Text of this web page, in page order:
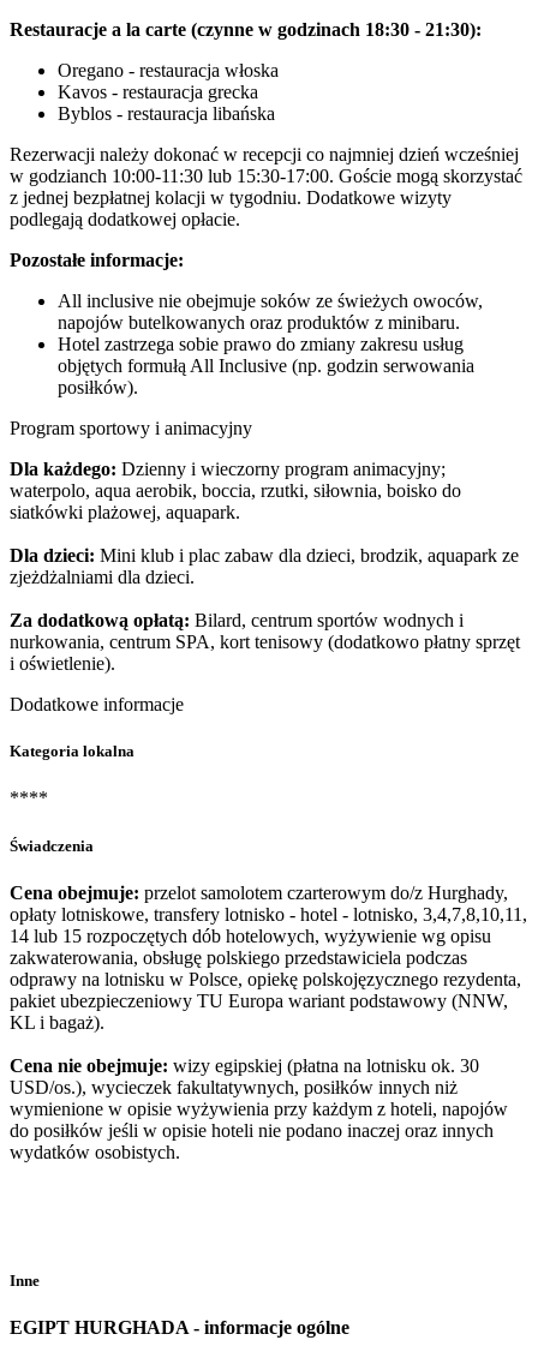
Restauracje a la carte (czynne w godzinach 18:30 - 21:30):
Oregano - restauracja włoska
Kavos - restauracja grecka
Byblos - restauracja libańska
Rezerwacji należy dokonać w recepcji co najmniej dzień wcześniej
w godzianch 10:00-11:30 lub 15:30-17:00. Goście mogą skorzystać
z jednej bezpłatnej kolacji w tygodniu. Dodatkowe wizyty
podlegają dodatkowej opłacie.
Pozostałe informacje:
All inclusive nie obejmuje soków ze świeżych owoców,
napojów butelkowanych oraz produktów z minibaru.
Hotel zastrzega sobie prawo do zmiany zakresu usług
objętych formułą All Inclusive (np. godzin serwowania
posiłków).
Program sportowy i animacyjny
Dla każdego: Dzienny i wieczorny program animacyjny;
waterpolo, aqua aerobik, boccia, rzutki, siłownia, boisko do
siatkówki plażowej, aquapark.
Dla dzieci: Mini klub i plac zabaw dla dzieci, brodzik, aquapark ze
zjeżdżalniami dla dzieci.
Za dodatkową opłatą: Bilard, centrum sportów wodnych i
nurkowania, centrum SPA, kort tenisowy (dodatkowo płatny sprzęt
i oświetlenie).
Dodatkowe informacje
Kategoria lokalna
****
Świadczenia
Cena obejmuje: przelot samolotem czarterowym do/z Hurghady,
opłaty lotniskowe, transfery lotnisko - hotel - lotnisko, 3,4,7,8,10,11,
14 lub 15 rozpoczętych dób hotelowych, wyżywienie wg opisu
zakwaterowania, obsługę polskiego przedstawiciela podczas
odprawy na lotnisku w Polsce, opiekę polskojęzycznego rezydenta,
pakiet ubezpieczeniowy TU Europa wariant podstawowy (NNW,
KL i bagaż).
Cena nie obejmuje: wizy egipskiej (płatna na lotnisku ok. 30
USD/os.), wycieczek fakultatywnych, posiłków innych niż
wymienione w opisie wyżywienia przy każdym z hoteli, napojów
do posiłków jeśli w opisie hoteli nie podano inaczej oraz innych
wydatków osobistych.
Inne
EGIPT HURGHADA - informacje ogólne